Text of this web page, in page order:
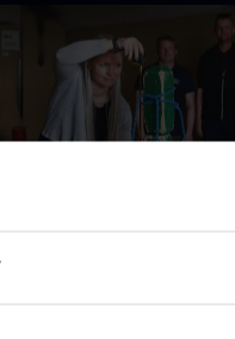
får rig mulighed for